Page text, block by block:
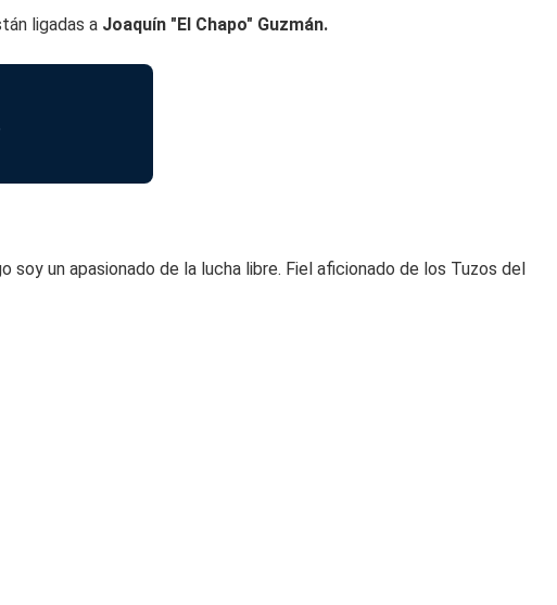
ligadas a Joaquín "El Chapo" Guzmán.
un apasionado de la lucha libre. Fiel aficionado de los Tuzos del